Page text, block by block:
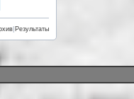
Результаты